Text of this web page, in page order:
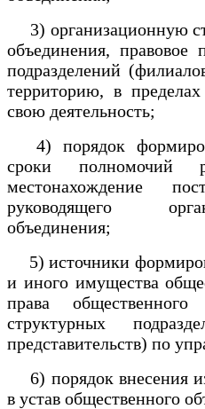
3) организационную
объединения, правовое
подразделений
территорию, в
свою деятельность;
4) порядок
сроки полномочий
местонахождение
руководящего
объединения;
5) источники
и иного имущества
права
структурных
представительств) по
6) порядок внесения
в устав общественного